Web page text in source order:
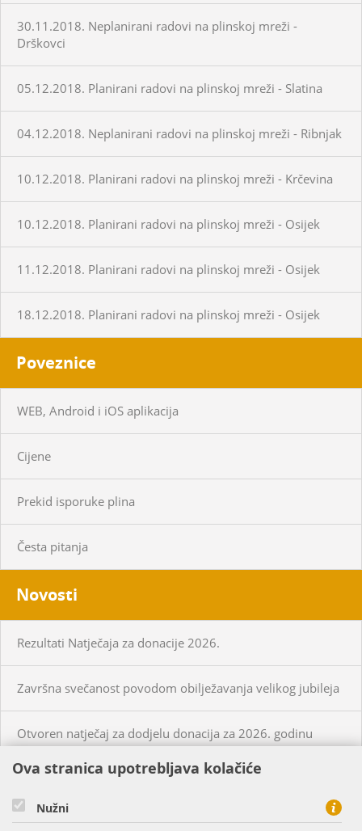
30.11.2018. Neplanirani radovi na plinskoj mreži -
Drškovci
05.12.2018. Planirani radovi na plinskoj mreži - Slatina
04.12.2018. Neplanirani radovi na plinskoj mreži - Ribnjak
10.12.2018. Planirani radovi na plinskoj mreži - Krčevina
10.12.2018. Planirani radovi na plinskoj mreži - Osijek
11.12.2018. Planirani radovi na plinskoj mreži - Osijek
18.12.2018. Planirani radovi na plinskoj mreži - Osijek
Poveznice
WEB, Android i iOS aplikacija
Cijene
Prekid isporuke plina
Česta pitanja
Novosti
Rezultati Natječaja za donacije 2026.
Završna svečanost povodom obilježavanja velikog jubileja
Otvoren natječaj za dodjelu donacija za 2026. godinu
KUPCI
CIJENE PLINA I USLUGA
Ova stranica upotrebljava kolačiće
Nužni